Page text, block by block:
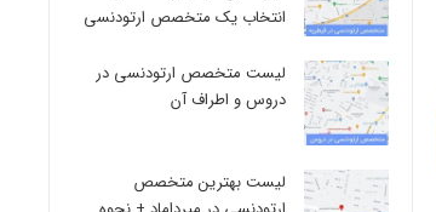
انتخاب یک متخصص ارتودنسی
لیست متخصص ارتودنسی در
دروس و اطراف آن
لیست بهترین متخصص